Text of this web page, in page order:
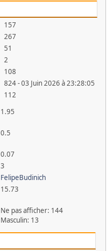
157
267
51
2
108
824 - 03 Juin 2026 à 23:28:05
112
1.95
0.5
0.07
3
FelipeBudinich
15.73
Ne pas afficher: 144
Masculin: 13